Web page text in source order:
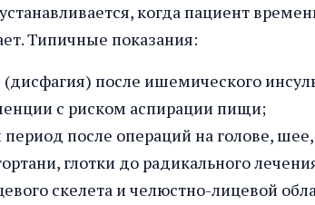
когда пациент
Типичные показания:
после ишемического
с риском аспирации пищи;
после операций на голове,
глотки до радикального
скелета и челюстно-лицевой